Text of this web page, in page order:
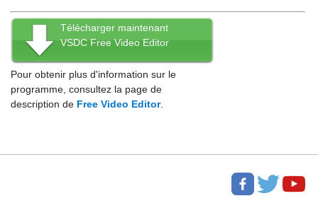
Télécharger maintenant
VSDC Free Video Editor
Pour obtenir plus d'information sur le
programme, consultez la page de
description de Free Video Editor.